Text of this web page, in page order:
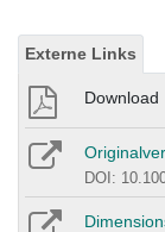
Externe Links
Download
DOI: